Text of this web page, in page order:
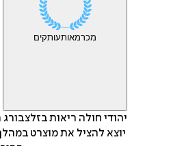
מכרמאותעותקים
יהודי חולה ריאות
יוצא להציל את מוצרט